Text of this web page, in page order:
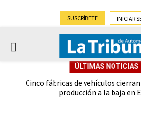
SUSCRÍBETE INICIAR
PRIMARY
ÚLTIMAS NOTICIAS
Cinco fábricas de vehículos
producción a la baja en